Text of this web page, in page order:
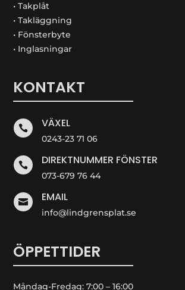
• Takplåt
• Takläggning
• Fönsterbyte
• Inglasningar
KONTAKT
 VÄXEL
0243-23 71 06
 DIREKTNUMMER FÖNSTER
073-679 76 44
 EMAIL
info@lindgrensplat.se
ÖPPETTIDER
Måndag-Fredag: 7:00 – 16:00